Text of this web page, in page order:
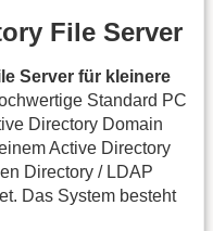
File Server
Server für kleinere
Standard PC
Directory Domain
Active Directory
Directory / LDAP
Das System besteht